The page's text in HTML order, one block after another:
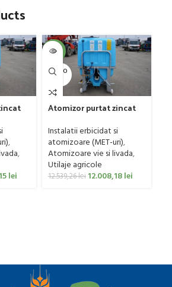
,
,
lei
-4%
SOLD O
UT
Atomizor purtat zincat
Bufer, model Ronda,
400 litri
Instalatii erbicidat si
atomizoare (MET-uri),
Atomizoare vie si livada,
Utilaje agricole
12.539,26lei 12.008,18lei